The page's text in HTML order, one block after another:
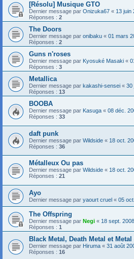
[Résolu] Musique GTO
Dernier message par Onizuka67 « 13 juin
Réponses : 2
The Doors
Dernier message par onibaku « 01 mars
Réponses : 2
Guns n'roses
Dernier message par Kyosuké Masaki «
Réponses : 3
Metallica
Dernier message par kakashi-sensei « 30
Réponses : 13
BOOBA
Dernier message par Kasuga « 08 déc.
Réponses : 33
daft punk
Dernier message par Wildside « 18 oct.
Réponses : 36
Métalleux Ou pas
Dernier message par Wildside « 18 oct.
Réponses : 21
Ayo
Dernier message par yaourt cruel « 05
The Offspring
Dernier message par Negi « 18 sept.
Réponses : 1
Black Metal, Death Metal et
Dernier message par Hiruma « 31 août
Réponses : 16